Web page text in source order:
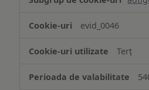
evid_0046
Terț